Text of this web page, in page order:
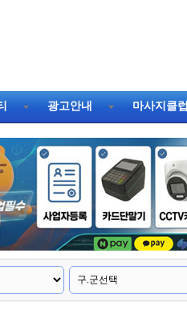
광고안내 마사지클럽